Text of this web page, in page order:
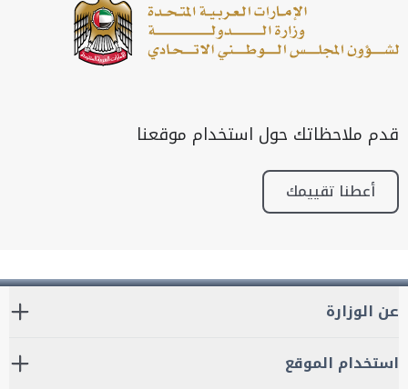
قدم ملاحظاتك حول استخدام موقعنا
أعطنا تقييمك
عن الوزارة
استخدام الموقع